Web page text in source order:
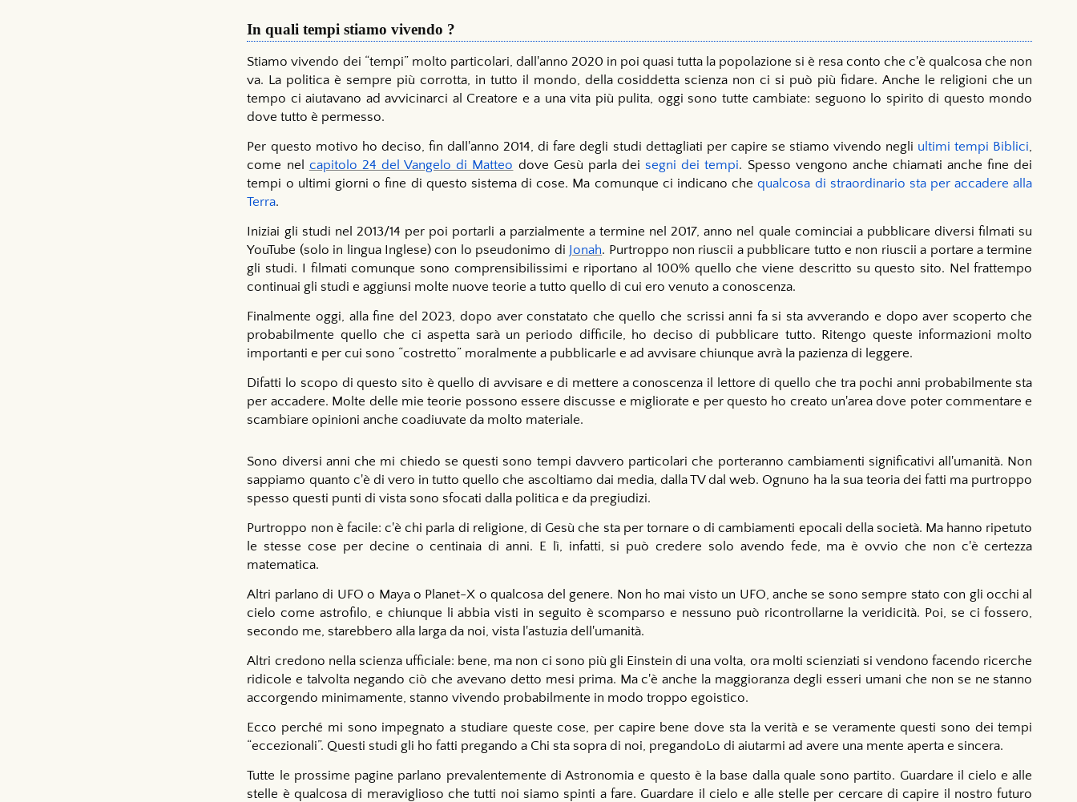
In quali tempi stiamo vivendo ?
Stiamo vivendo dei “tempi” molto particolari, dall'anno 2020 in poi quasi tutta la popolazione si è resa conto che c'è qualcosa che non
va. La politica è sempre più corrotta, in tutto il mondo, della cosiddetta scienza non ci si può più fidare. Anche le religioni che un
tempo ci aiutavano ad avvicinarci al Creatore e a una vita più pulita, oggi sono tutte cambiate: seguono lo spirito di questo mondo
dove tutto è permesso.
Per questo motivo ho deciso, fin dall'anno 2014, di fare degli studi dettagliati per capire se stiamo vivendo negli ultimi tempi Biblici,
come nel capitolo 24 del Vangelo di Matteo dove Gesù parla dei segni dei tempi. Spesso vengono anche chiamati anche fine dei
tempi o ultimi giorni o fine di questo sistema di cose. Ma comunque ci indicano chequalcosa di straordinario sta per accadere alla
Terra.
Iniziai gli studi nel 2013/14 per poi portarli a parzialmente a termine nel 2017, anno nel quale cominciai a pubblicare diversi filmati su
YouTube (solo in lingua Inglese) con lo pseudonimo di Jonah. Purtroppo non riuscii a pubblicare tutto e non riuscii a portare a termine
gli studi. I filmati comunque sono comprensibilissimi e riportano al 100% quello che viene descritto su questo sito. Nel frattempo
continuai gli studi e aggiunsi molte nuove teorie a tutto quello di cui ero venuto a conoscenza.
Finalmente oggi, alla fine del 2023, dopo aver constatato che quello che scrissi anni fa si sta avverando e dopo aver scoperto che
probabilmente quello che ci aspetta sarà un periodo difficile, ho deciso di pubblicare tutto. Ritengo queste informazioni molto
importanti e per cui sono “costretto” moralmente a pubblicarle e ad avvisare chiunque avrà la pazienza di leggere.
Difatti lo scopo di questo sito è quello di avvisare e di mettere a conoscenza il lettore di quello che tra pochi anni probabilmente sta
per accadere. Molte delle mie teorie possono essere discusse e migliorate e per questo ho creato un'area dove poter commentare e
scambiare opinioni anche coadiuvate da molto materiale.
Sono diversi anni che mi chiedo se questi sono tempi davvero particolari che porteranno cambiamenti significativi all'umanità. Non
sappiamo quanto c'è di vero in tutto quello che ascoltiamo dai media, dalla TV dal web. Ognuno ha la sua teoria dei fatti ma purtroppo
spesso questi punti di vista sono sfocati dalla politica e da pregiudizi.
Purtroppo non è facile: c'è chi parla di religione, di Gesù che sta per tornare o di cambiamenti epocali della società. Ma hanno ripetuto
le stesse cose per decine o centinaia di anni. E lì, infatti, si può credere solo avendo fede, ma è ovvio che non c'è certezza
matematica.
Altri parlano di UFO o Maya o Planet-X o qualcosa del genere. Non ho mai visto un UFO, anche se sono sempre stato con gli occhi al
cielo come astrofilo, e chiunque li abbia visti in seguito è scomparso e nessuno può ricontrollarne la veridicità. Poi, se ci fossero,
secondo me, starebbero alla larga da noi, vista l'astuzia dell'umanità.
Altri credono nella scienza ufficiale: bene, ma non ci sono più gli Einstein di una volta, ora molti scienziati si vendono facendo ricerche
ridicole e talvolta negando ciò che avevano detto mesi prima. Ma c'è anche la maggioranza degli esseri umani che non se ne stanno
accorgendo minimamente, stanno vivendo probabilmente in modo troppo egoistico.
Ecco perché mi sono impegnato a studiare queste cose, per capire bene dove sta la verità e se veramente questi sono dei tempi
“eccezionali”. Questi studi gli ho fatti pregando a Chi sta sopra di noi, pregandoLo di aiutarmi ad avere una mente aperta e sincera.
Tutte le prossime pagine parlano prevalentemente di Astronomia e questo è la base dalla quale sono partito. Guardare il cielo e alle
stelle è qualcosa di meraviglioso che tutti noi siamo spinti a fare. Guardare il cielo e alle stelle per cercare di capire il nostro futuro